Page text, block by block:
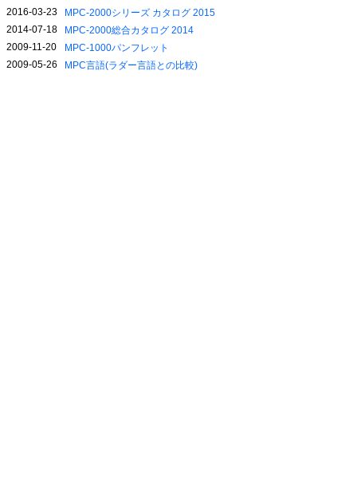
2016-03-23
MPC-2000シリーズ カタログ 2015
2014-07-18
MPC-2000総合カタログ 2014
2009-11-20
MPC-1000パンフレット
2009-05-26
MPC言語(ラダー言語との比較)